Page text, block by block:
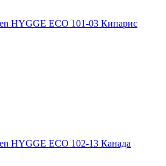
HYGGE ECO 101-03 Кипарис
HYGGE ECO 102-13 Канада